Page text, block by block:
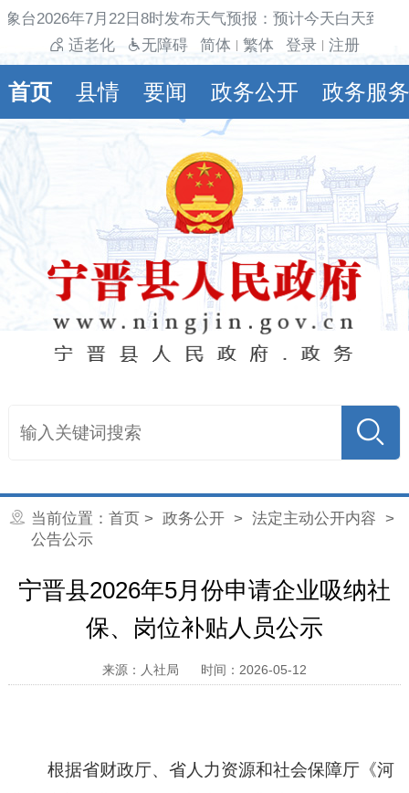
台2026年7月22日8时发布天气预报：预计今天白天到
适老化
无障碍 简体 繁体 登录 注册
首页 县情 要闻 政务公开 政务服务
当前位置： 首页 > 政务公开> 法定主动公开内容 >
公告公示
宁晋县2026年5月份申请企业吸纳社
保、岗位补贴人员公示
来源：人社局 时间：2026-05-12
根据省财政厅、省人力资源和社会保障厅《河